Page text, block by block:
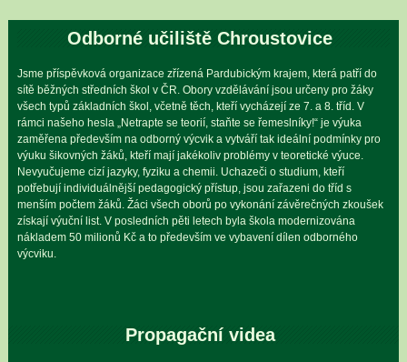
Odborné učiliště Chroustovice
Jsme příspěvková organizace zřízená Pardubickým krajem, která patří do
sítě běžných středních škol v ČR. Obory vzdělávání jsou určeny pro žáky
všech typů základních škol, včetně těch, kteří vycházejí ze 7. a 8. tříd. V
rámci našeho hesla „Netrapte se teorií, staňte se řemeslníky!“ je výuka
zaměřena především na odborný výcvik a vytváří tak ideální podmínky pro
výuku šikovných žáků, kteří mají jakékoliv problémy v teoretické výuce.
Nevyučujeme cizí jazyky, fyziku a chemii. Uchazeči o studium, kteří
potřebují individuálnější pedagogický přístup, jsou zařazeni do tříd s
menším počtem žáků. Žáci všech oborů po vykonání závěrečných zkoušek
získají výuční list. V posledních pěti letech byla škola modernizována
nákladem 50 milionů Kč a to především ve vybavení dílen odborného
výcviku.
Propagační videa